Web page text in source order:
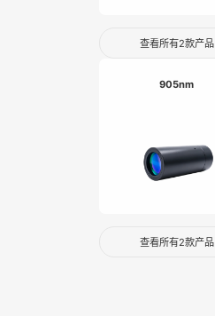
查看所有2款产品
905nm
查看所有2款产品